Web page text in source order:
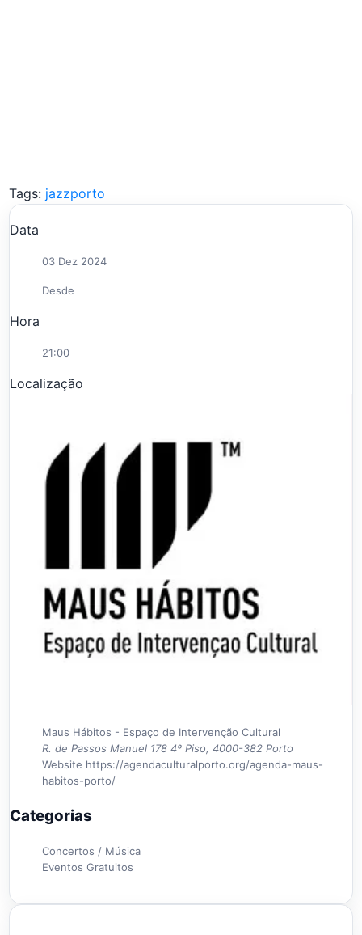
Tags: jazzporto
Data
03 Dez 2024
Desde
Hora
21:00
Localização
Maus Hábitos - Espaço de Intervenção Cultural
R. de Passos Manuel 178 4º Piso, 4000-382 Porto
Website https://agendaculturalporto.org/agenda-maus-
habitos-porto/
Categorias
Concertos / Música
Eventos Gratuitos